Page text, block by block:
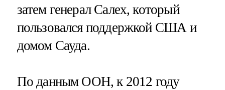
затем генерал Салех, который
пользовался поддержкой США и
домом Сауда.
По данным ООН, к 2012 году